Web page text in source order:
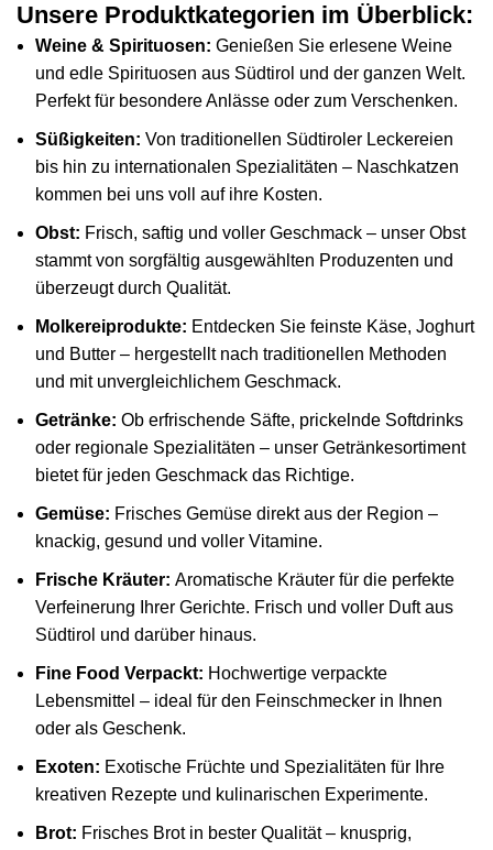
Unsere Produktkategorien im Überblick:
Weine & Spirituosen: Genießen Sie erlesene Weine
und edle Spirituosen aus Südtirol und der ganzen Welt.
Perfekt für besondere Anlässe oder zum Verschenken.
Süßigkeiten: Von traditionellen Südtiroler Leckereien
bis hin zu internationalen Spezialitäten – Naschkatzen
kommen bei uns voll auf ihre Kosten.
Obst: Frisch, saftig und voller Geschmack – unser Obst
stammt von sorgfältig ausgewählten Produzenten und
überzeugt durch Qualität.
Molkereiprodukte: Entdecken Sie feinste Käse, Joghurt
und Butter – hergestellt nach traditionellen Methoden
und mit unvergleichlichem Geschmack.
Getränke: Ob erfrischende Säfte, prickelnde Softdrinks
oder regionale Spezialitäten – unser Getränkesortiment
bietet für jeden Geschmack das Richtige.
Gemüse: Frisches Gemüse direkt aus der Region –
knackig, gesund und voller Vitamine.
Frische Kräuter: Aromatische Kräuter für die perfekte
Verfeinerung Ihrer Gerichte. Frisch und voller Duft aus
Südtirol und darüber hinaus.
Fine Food Verpackt: Hochwertige verpackte
Lebensmittel – ideal für den Feinschmecker in Ihnen
oder als Geschenk.
Exoten: Exotische Früchte und Spezialitäten für Ihre
kreativen Rezepte und kulinarischen Experimente.
Brot: Frisches Brot in bester Qualität – knusprig,